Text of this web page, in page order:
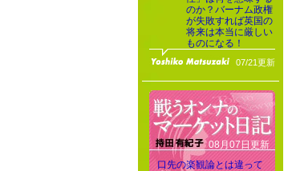
のか？バーナム政権
が失敗すれば英国の
将来は本当に厳しい
ものになる！
07/21更新
08月07日更新
口先の楽観論とは違って